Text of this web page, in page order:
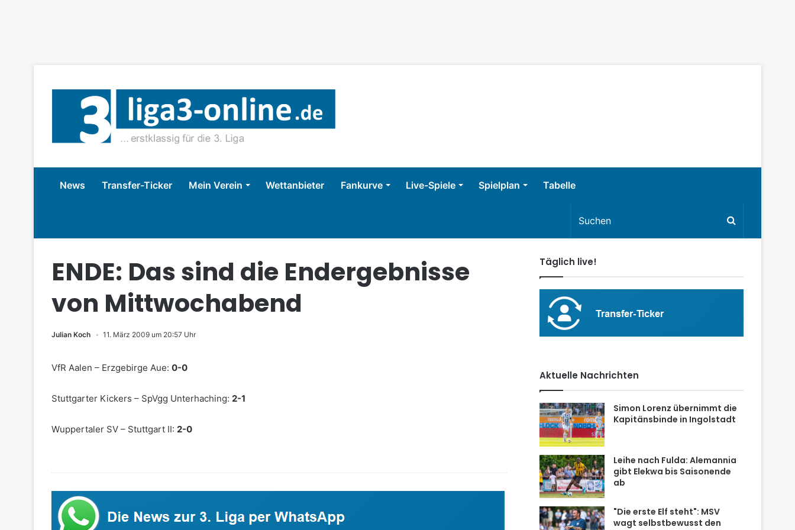
News Transfer-Ticker Mein Verein Wettanbieter Fankurve Live-Spiele Spielplan Tabelle
ENDE: Das sind die Endergebnisse
von Mittwochabend
Julian Koch 11. März 2009 um 20:57 Uhr
VfR Aalen – Erzgebirge Aue: 0-0
Stuttgarter Kickers – SpVgg Unterhaching: 2-1
Wuppertaler SV – Stuttgart II: 2-0
Täglich live!
Aktuelle Nachrichten
Simon Lorenz übernimmt die
Kapitänsbinde in Ingolstadt
Leihe nach Fulda: Alemannia
gibt Elekwa bis Saisonende
ab
"Die erste Elf steht": MSV
wagt selbstbewusst den